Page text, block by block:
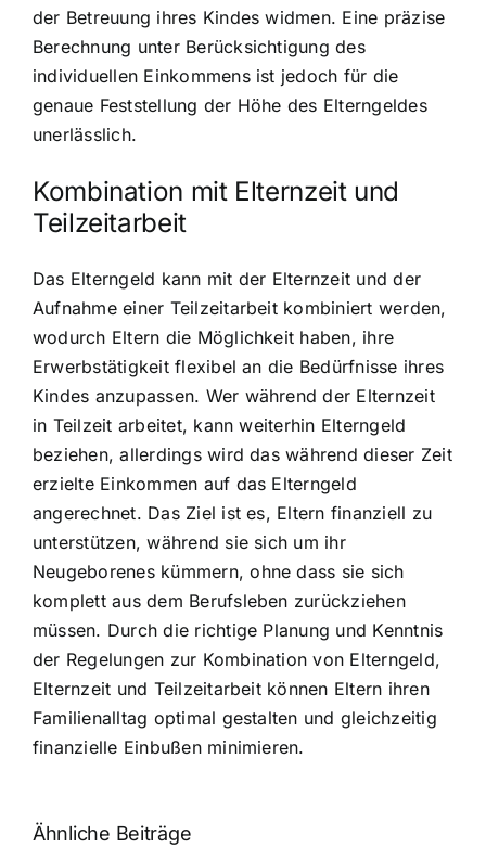
der Betreuung ihres Kindes widmen. Eine präzise
Berechnung unter Berücksichtigung des
individuellen Einkommens ist jedoch für die
genaue Feststellung der Höhe des Elterngeldes
unerlässlich.
Kombination mit Elternzeit und
Teilzeitarbeit
Das Elterngeld kann mit der Elternzeit und der
Aufnahme einer Teilzeitarbeit kombiniert werden,
wodurch Eltern die Möglichkeit haben, ihre
Erwerbstätigkeit flexibel an die Bedürfnisse ihres
Kindes anzupassen. Wer während der Elternzeit
in Teilzeit arbeitet, kann weiterhin Elterngeld
beziehen, allerdings wird das während dieser Zeit
erzielte Einkommen auf das Elterngeld
angerechnet. Das Ziel ist es, Eltern finanziell zu
unterstützen, während sie sich um ihr
Neugeborenes kümmern, ohne dass sie sich
komplett aus dem Berufsleben zurückziehen
müssen. Durch die richtige Planung und Kenntnis
der Regelungen zur Kombination von Elterngeld,
Elternzeit und Teilzeitarbeit können Eltern ihren
Familienalltag optimal gestalten und gleichzeitig
finanzielle Einbußen minimieren.
Ähnliche Beiträge